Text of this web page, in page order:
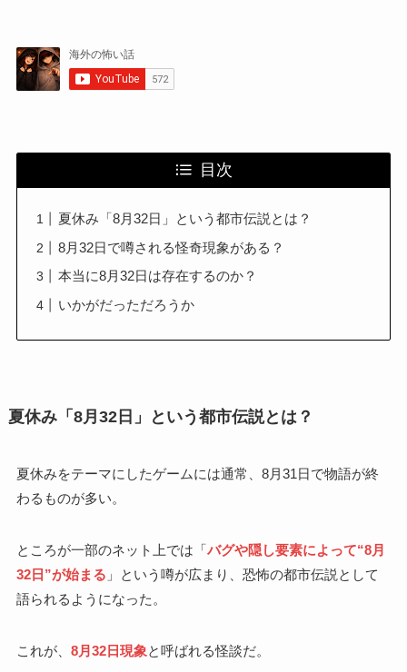
目次
夏休み「8月32日」という都市伝説とは？
8月32日で噂される怪奇現象がある？
本当に8月32日は存在するのか？
いかがだっただろうか
夏休み「8月32日」という都市伝説とは？
夏休みをテーマにしたゲームには通常、8月31日で物語が終
わるものが多い。
ところが一部のネット上では「バグや隠し要素によって“8月
32日”が始まる 」という噂が広まり、恐怖の都市伝説として
語られるようになった。
これが、 8月32日現象と呼ばれる怪談だ。